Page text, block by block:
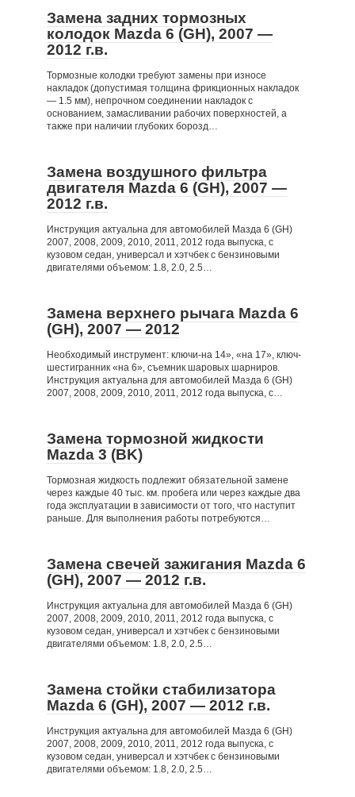
Замена задних тормозных
колодок Mazda 6 (GH), 2007 —
2012 г.в.
Тормозные колодки требуют замены при износе
накладок (допустимая толщина фрикционных накладок
— 1.5 мм), непрочном соединении накладок с
основанием, замасливании рабочих поверхностей, а
также при наличии глубоких борозд…
Замена воздушного фильтра
двигателя Mazda 6 (GH), 2007 —
2012 г.в.
Инструкция актуальна для автомобилей Мазда 6 (GH)
2007, 2008, 2009, 2010, 2011, 2012 года выпуска, с
кузовом седан, универсал и хэтчбек с бензиновыми
двигателями объемом: 1.8, 2.0, 2.5…
Замена верхнего рычага Mazda 6
(GH), 2007 — 2012
Необходимый инструмент: ключи-на 14», «на 17», ключ-
шестигранник «на 6», съемник шаровых шарниров.
Инструкция актуальна для автомобилей Мазда 6 (GH)
2007, 2008, 2009, 2010, 2011, 2012 года выпуска, с…
Замена тормозной жидкости
Mazda 3 (BK)
Тормозная жидкость подлежит обязательной замене
через каждые 40 тыс. км. пробега или через каждые два
года эксплуатации в зависимости от того, что наступит
раньше. Для выполнения работы потребуются…
Замена свечей зажигания Mazda 6
(GH), 2007 — 2012 г.в.
Инструкция актуальна для автомобилей Мазда 6 (GH)
2007, 2008, 2009, 2010, 2011, 2012 года выпуска, с
кузовом седан, универсал и хэтчбек с бензиновыми
двигателями объемом: 1.8, 2.0, 2.5…
Замена стойки стабилизатора
Mazda 6 (GH), 2007 — 2012 г.в.
Инструкция актуальна для автомобилей Мазда 6 (GH)
2007, 2008, 2009, 2010, 2011, 2012 года выпуска, с
кузовом седан, универсал и хэтчбек с бензиновыми
двигателями объемом: 1.8, 2.0, 2.5…